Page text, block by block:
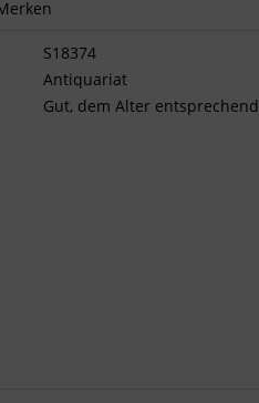
S18374
Antiquariat
Gut, dem Alter entsprechend